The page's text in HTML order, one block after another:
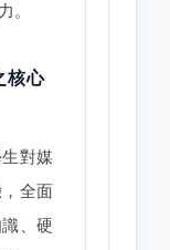
。
核心
對媒
全面
、硬